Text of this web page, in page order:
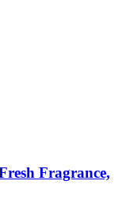
Fragrance,